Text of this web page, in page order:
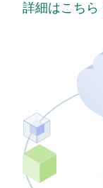
詳細はこちら